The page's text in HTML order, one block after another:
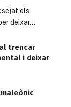
els
deixar…
trencar
i deixar